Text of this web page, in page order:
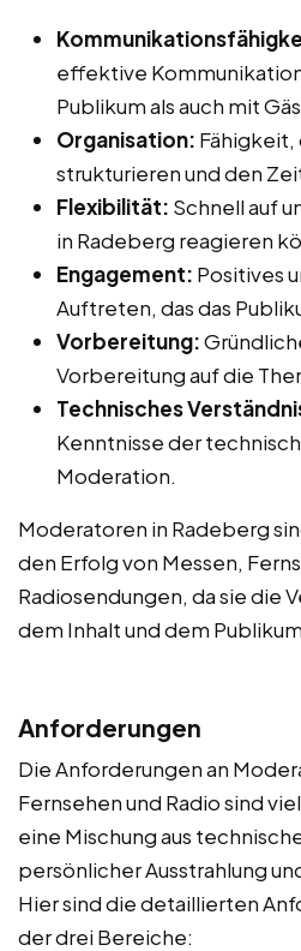
effektive
Publikum als auch mit
Organisation: Fähigkeit,
strukturieren und den
Flexibilität: Schnell auf
in Radeberg reagieren
Engagement: Positives
Auftreten, das das
Vorbereitung:
Vorbereitung auf die
Technisches
Kenntnisse der
Moderation.
Moderatoren in Radeberg
den Erfolg von Messen,
Radiosendungen, da sie die
dem Inhalt und dem
Anforderungen
Die Anforderungen an
Fernsehen und Radio sind
eine Mischung aus
persönlicher Ausstrahlung
Hier sind die detaillierten
der drei Bereiche: